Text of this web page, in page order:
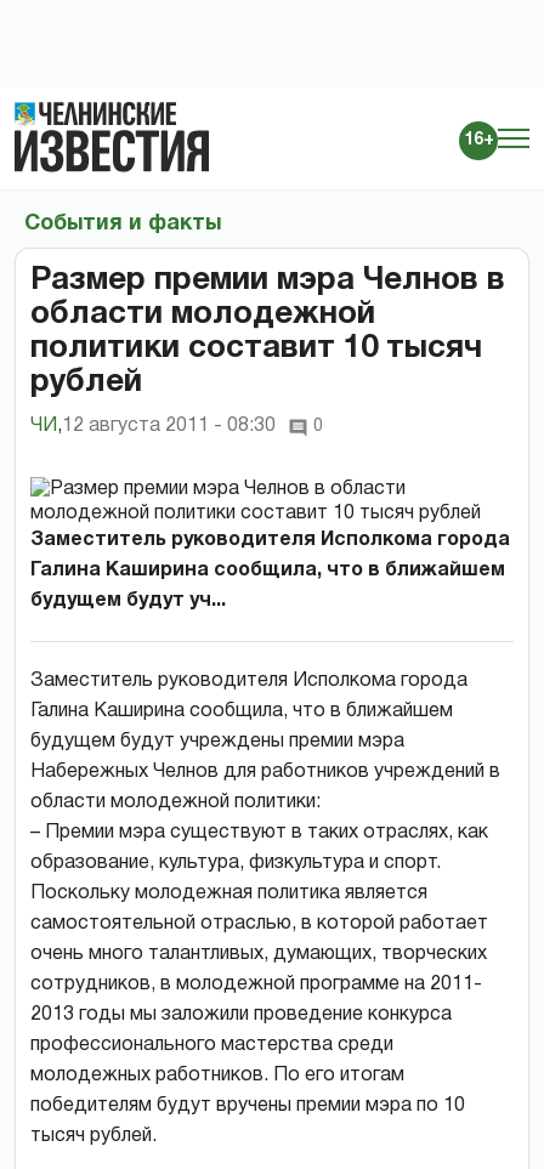
16+
События и факты
Размер премии мэра Челнов в
области молодежной
политики составит 10 тысяч
рублей
ЧИ , 12 августа 2011 - 08:30 0
Заместитель руководителя Исполкома города
Галина Каширина сообщила, что в ближайшем
будущем будут уч...
Заместитель руководителя Исполкома города
Галина Каширина сообщила, что в ближайшем
будущем будут учреждены премии мэра
Набережных Челнов для работников учреждений в
области молодежной политики:
– Премии мэра существуют в таких отраслях, как
образование, культура, физкультура и спорт.
Поскольку молодежная политика является
самостоятельной отраслью, в которой работает
очень много талантливых, думающих, творческих
сотрудников, в молодежной программе на 2011-
2013 годы мы заложили проведение конкурса
профессионального мастерства среди
молодежных работников. По его итогам
победителям будут вручены премии мэра по 10
тысяч рублей.